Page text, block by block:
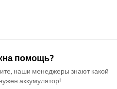
помощь?
наши менеджеры знают какой
аккумулятор!